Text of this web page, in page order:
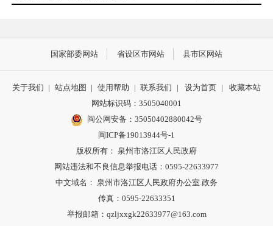
国家部委网站 省设区市网站 县市区网站
关于我们 | 站点地图 | 使用帮助 | 联系我们 | 设为首页 |
收藏本站
网站标识码：3505040001
闽公网安备：35050402880042号
闽ICP备19013944号-1
版权所有： 泉州市洛江区人民政府
网站违法和不良信息举报电话：0595-22633977
中文域名： 泉州市洛江区人民政府办公室.政务
传真：0595-22633351
举报邮箱：qzljxxgk22633977@163.com